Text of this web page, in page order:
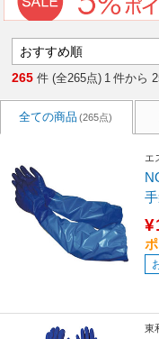
265 件 (全265点) 1 件から
全ての商品 (265点)
エ
東